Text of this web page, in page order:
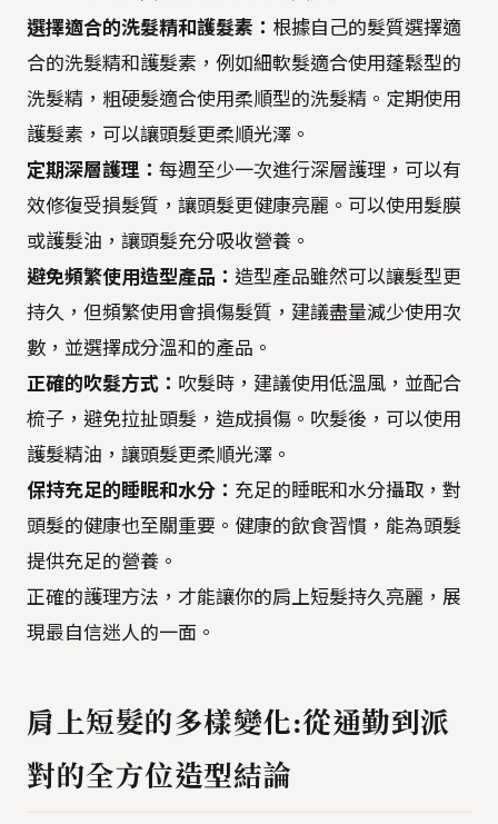
選擇適合的洗髮精和護髮素： 根據自己的髮質選擇適
合的洗髮精和護髮素，例如細軟髮適合使用蓬鬆型的
洗髮精，粗硬髮適合使用柔順型的洗髮精。定期使用
護髮素，可以讓頭髮更柔順光澤。
定期深層護理： 每週至少一次進行深層護理，可以有
效修復受損髮質，讓頭髮更健康亮麗。可以使用髮膜
或護髮油，讓頭髮充分吸收營養。
避免頻繁使用造型產品： 造型產品雖然可以讓髮型更
持久，但頻繁使用會損傷髮質，建議盡量減少使用次
數，並選擇成分溫和的產品。
正確的吹髮方式： 吹髮時，建議使用低溫風，並配合
梳子，避免拉扯頭髮，造成損傷。吹髮後，可以使用
護髮精油，讓頭髮更柔順光澤。
保持充足的睡眠和水分： 充足的睡眠和水分攝取，對
頭髮的健康也至關重要。健康的飲食習慣，能為頭髮
提供充足的營養。
正確的護理方法，才能讓你的肩上短髮持久亮麗，展
現最自信迷人的一面。
肩上短髮的多樣變化:從通勤到派
對的全方位造型結論